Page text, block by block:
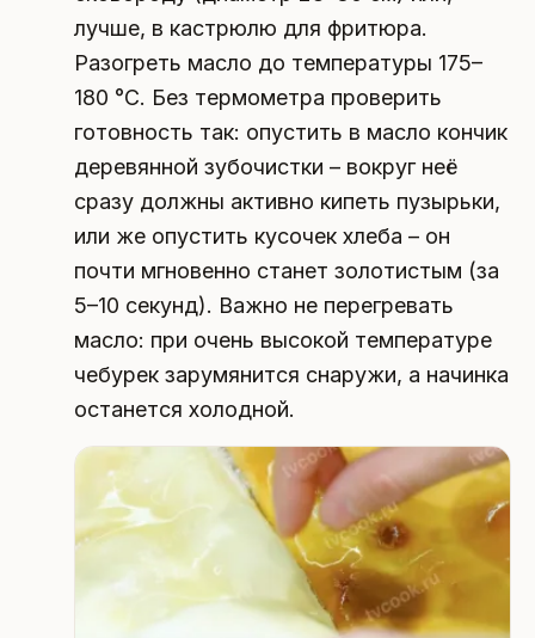
лучше, в кастрюлю для фритюра.
Разогреть масло до температуры 175–
180 °C. Без термометра проверить
готовность так: опустить в масло кончик
деревянной зубочистки – вокруг неё
сразу должны активно кипеть пузырьки,
или же опустить кусочек хлеба – он
почти мгновенно станет золотистым (за
5–10 секунд). Важно не перегревать
масло: при очень высокой температуре
чебурек зарумянится снаружи, а начинка
останется холодной.